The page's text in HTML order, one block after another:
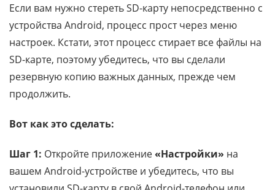
Если вам нужно стереть SD-карту непосредственно с
устройства Android, процесс прост через меню
настроек. Кстати, этот процесс стирает все файлы на
SD-карте, поэтому убедитесь, что вы сделали
резервную копию важных данных, прежде чем
продолжить.
Вот как это сделать:
Шаг 1: Откройте приложение«Настройки» на
вашем Android-устройстве и убедитесь, что вы